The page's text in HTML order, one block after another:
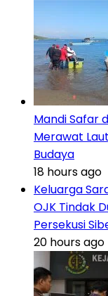
Mandi Safar
Merawat
Budaya
18 hours ago
Keluarga
OJK Tindak
Persekusi
20 hours ago